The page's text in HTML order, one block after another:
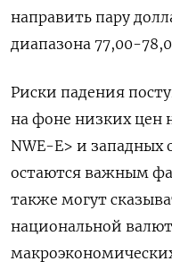
направить пару
диапазона 77,00-
Риски падения
на фоне низких цен
NWE-E> и западных
остаются важным
также могут
национальной